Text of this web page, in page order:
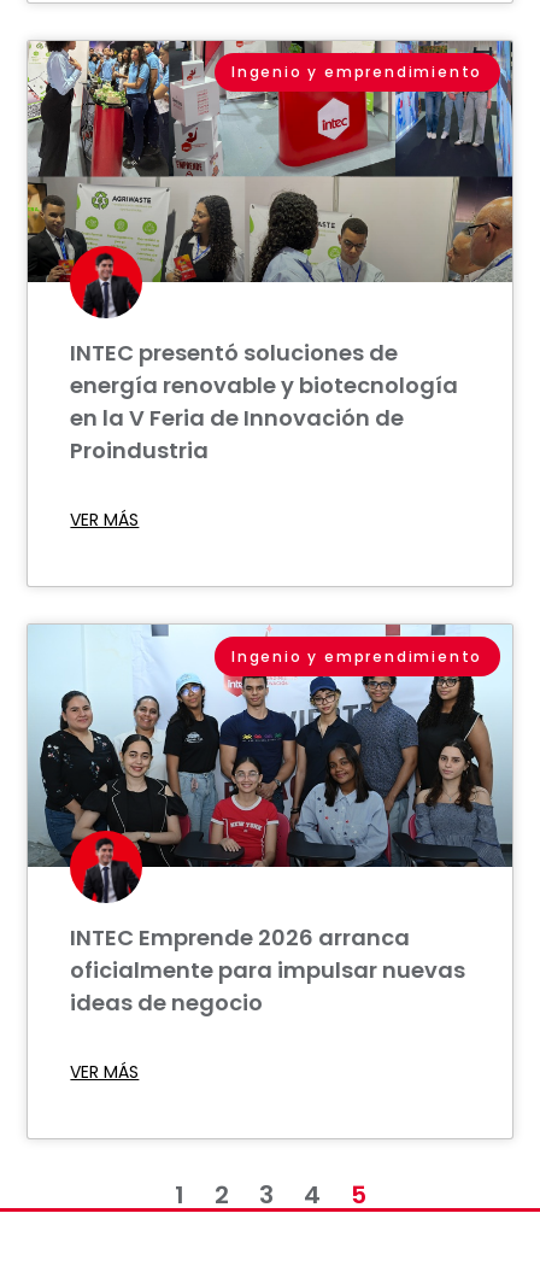
Ingenio y emprendimiento
INTEC presentó soluciones de
energía renovable y biotecnología
en la V Feria de Innovación de
Proindustria
VER MÁS
Ingenio y emprendimiento
INTEC Emprende 2026 arranca
oficialmente para impulsar nuevas
ideas de negocio
VER MÁS
1 2 3 4 5